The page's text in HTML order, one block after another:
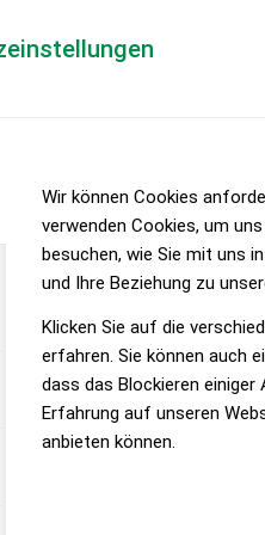
Wir können Cookies
verwenden Cookies, um
besuchen, wie Sie mit uns
und Ihre Beziehung zu
Klicken Sie auf die
erfahren. Sie können auch
dass das Blockieren
Erfahrung auf unseren
anbieten können.
dem Kunden
Eine
MAX-